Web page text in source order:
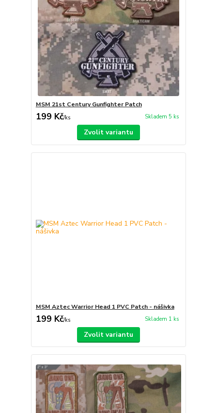
MSM 21st Century Gunfighter Patch
199 Kč/ks Skladem 5 ks
Zvolit variantu
MSM Aztec Warrior Head 1 PVC Patch - nášivka
199 Kč/ks Skladem 1 ks
Zvolit variantu